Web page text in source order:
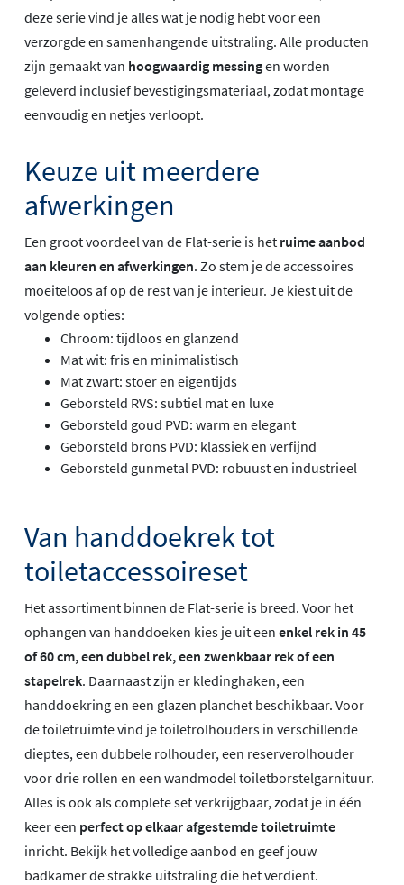
deze serie vind je alles wat je nodig hebt voor een
verzorgde en samenhangende uitstraling. Alle producten
zijn gemaakt van hoogwaardig messingen worden
geleverd inclusief bevestigingsmateriaal, zodat montage
eenvoudig en netjes verloopt.
Keuze uit meerdere
afwerkingen
Een groot voordeel van de Flat-serie is het ruime aanbod
aan kleuren en afwerkingen. Zo stem je de accessoires
moeiteloos af op de rest van je interieur. Je kiest uit de
volgende opties:
Chroom: tijdloos en glanzend
Mat wit: fris en minimalistisch
Mat zwart: stoer en eigentijds
Geborsteld RVS: subtiel mat en luxe
Geborsteld goud PVD: warm en elegant
Geborsteld brons PVD: klassiek en verfijnd
Geborsteld gunmetal PVD: robuust en industrieel
Van handdoekrek tot
toiletaccessoireset
Het assortiment binnen de Flat-serie is breed. Voor het
ophangen van handdoeken kies je uit een enkel rek in 45
of 60 cm, een dubbel rek, een zwenkbaar rek of een
stapelrek. Daarnaast zijn er kledinghaken, een
handdoekring en een glazen planchet beschikbaar. Voor
de toiletruimte vind je toiletrolhouders in verschillende
dieptes, een dubbele rolhouder, een reserverolhouder
voor drie rollen en een wandmodel toiletborstelgarnituur.
Alles is ook als complete set verkrijgbaar, zodat je in één
keer een perfect op elkaar afgestemde toiletruimte
inricht. Bekijk het volledige aanbod en geef jouw
badkamer de strakke uitstraling die het verdient.